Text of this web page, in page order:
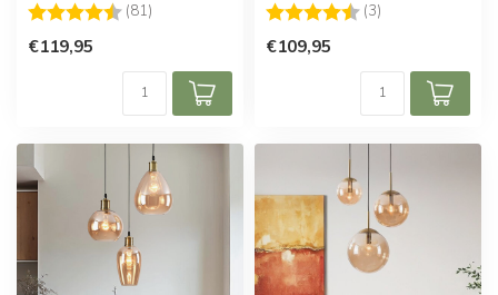
Beoordeling: (81)
€119,95
Beoordeling: (3)
€109,95